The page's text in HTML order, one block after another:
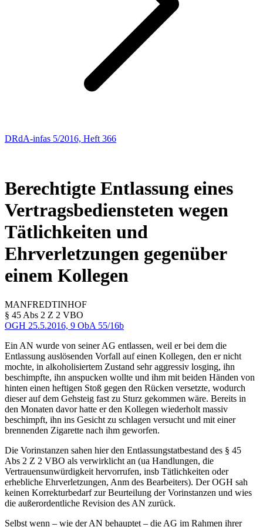
DRdA-infas 5/2016, Heft 366
Berechtigte Entlassung eines
Vertragsbediensteten wegen
Tätlichkeiten und
Ehrverletzungen gegenüber
einem Kollegen
MANFREDTINHOF
§ 45 Abs 2 Z 2 VBO
OGH 25.5.2016, 9 ObA 55/16b
Ein AN wurde von seiner AG entlassen, weil er bei dem die
Entlassung auslösenden Vorfall auf einen Kollegen, den er nicht
mochte, in alkoholisiertem Zustand sehr aggressiv losging, ihn
beschimpfte, ihn anspucken wollte und ihm mit beiden Händen von
hinten einen heftigen Stoß gegen den Rücken versetzte, wodurch
dieser auf dem Gehsteig fast zu Sturz gekommen wäre. Bereits in
den Monaten davor hatte er den Kollegen wiederholt massiv
beschimpft, ihn ins Gesicht zu schlagen versucht und mit einer
brennenden Zigarette nach ihm geworfen.
Die Vorinstanzen sahen hier den Entlassungstatbestand des § 45
Abs 2 Z 2 VBO als verwirklicht an (ua Handlungen, die
Vertrauensunwürdigkeit hervorrufen, insb Tätlichkeiten oder
erhebliche Ehrverletzungen, Anm des Bearbeiters). Der OGH sah
keinen Korrekturbedarf zur Beurteilung der Vorinstanzen und wies
die außerordentliche Revision des AN zurück.
Selbst wenn – wie der AN behauptet – die AG im Rahmen ihrer